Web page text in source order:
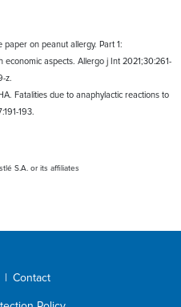
paper on peanut allergy. Part 1:
aspects. Allergo j Int 2021;30:261-
z.
Fatalities due to anaphylactic reactions to
193.
S.A. or its affiliates
Contact